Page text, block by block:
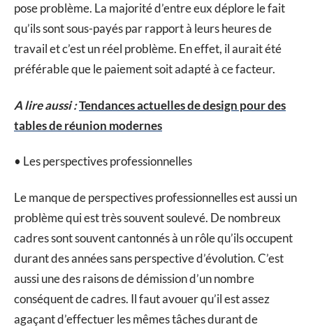
pose problème. La majorité d’entre eux déplore le fait
qu’ils sont sous-payés par rapport à leurs heures de
travail et c’est un réel problème. En effet, il aurait été
préférable que le paiement soit adapté à ce facteur.
A lire aussi :Tendances actuelles de design pour des
tables de réunion modernes
• Les perspectives professionnelles
Le manque de perspectives professionnelles est aussi un
problème qui est très souvent soulevé. De nombreux
cadres sont souvent cantonnés à un rôle qu’ils occupent
durant des années sans perspective d’évolution. C’est
aussi une des raisons de démission d’un nombre
conséquent de cadres. Il faut avouer qu’il est assez
agaçant d’effectuer les mêmes tâches durant de